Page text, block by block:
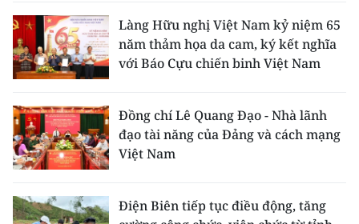
Làng Hữu nghị Việt Nam kỷ niệm 65
năm thảm họa da cam, ký kết nghĩa
với Báo Cựu chiến binh Việt Nam
Đồng chí Lê Quang Đạo - Nhà lãnh
đạo tài năng của Đảng và cách mạng
Việt Nam
Điện Biên tiếp tục điều động, tăng